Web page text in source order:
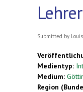
Lehrer
Submitted by
Medientyp:
Medium:
Region